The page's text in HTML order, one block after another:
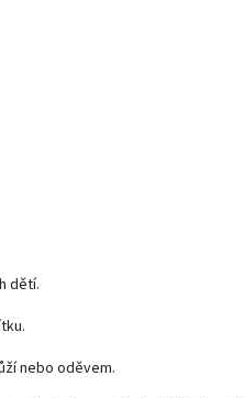
dětí.
nebo oděvem.